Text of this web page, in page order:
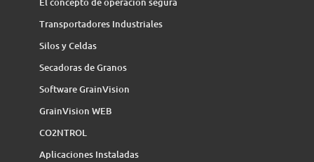
Transportadores Industriales
Silos y Celdas
Secadoras de Granos
Software GrainVision
GrainVision WEB
CO2NTROL
Aplicaciones Instaladas